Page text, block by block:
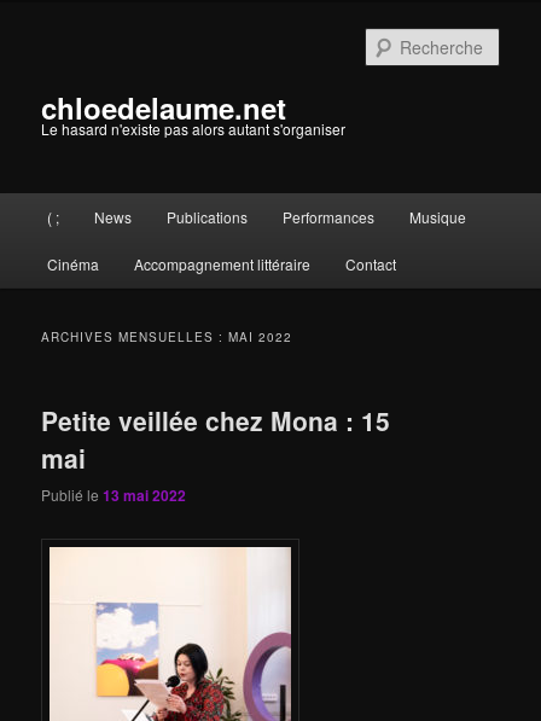
chloedelaume.net
Le hasard n'existe pas alors autant s'organiser
principal
( ; News Publications Performances Musique
Cinéma Accompagnement littéraire Contact
ARCHIVES MENSUELLES :MAI 2022
Petite veillée chez Mona : 15
mai
Publié le13 mai 2022